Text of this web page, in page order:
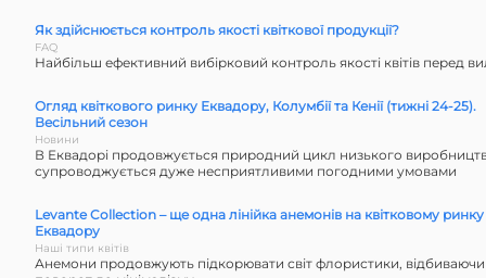
Як здійснюється контроль якості квіткової продукції?
FAQ
Найбільш ефективний вибірковий контроль якості квітів перед
Огляд квіткового ринку Еквадору, Колумбії та Кенії (тижні 24-25).
Весільний сезон
Новини
В Еквадорі продовжується природний цикл низького
супроводжується дуже несприятливими погодними умовами
Levante Collection – ще одна лінійка анемонів на квітковому ринку
Еквадору
Наші типи квітів
Анемони продовжують підкорювати світ флористики,